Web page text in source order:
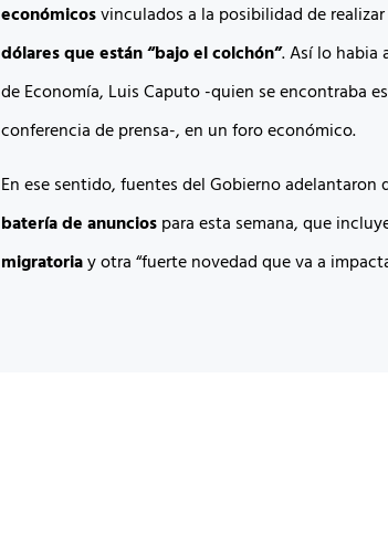
económicosvinculados a la posibilidad de
dólares que están “bajo el colchón”. Así lo habia
de Economía, Luis Caputo -quien se encontraba
conferencia de prensa-, en un foro económico.
En ese sentido, fuentes del Gobierno adelantaron
batería de anunciospara esta semana, que
migratoriay otra “fuerte novedad que va a